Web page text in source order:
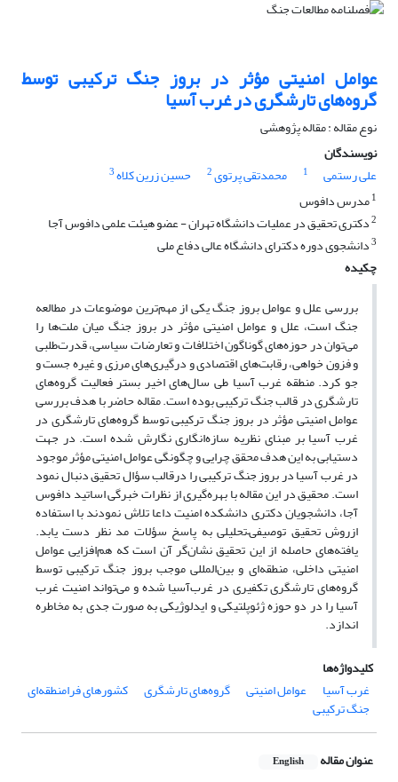
عوامل امنیتی مؤثر در بروز جنگ ترکیبی توسط
گروه‌های تارشگری در غرب آسیا
نوع مقاله : مقاله پژوهشی
نویسندگان
علی رستمی
1 محمدتقی پرتوی2 حسین زرین کلاه3
1مدرس دافوس
2دکتری تحقیق در عملیات دانشگاه تهران - عضو هیئت علمی دافوس آجا
3دانشجوی دوره دکترای دانشگاه عالی دفاع ملی
چکیده
بررسی علل و عوامل بروز جنگ یکی از مهم‌ترین موضوعات در مطالعه
جنگ است، علل و عوامل امنیتی مؤثر در بروز جنگ میان ملت‌ها را
می‌توان در حوزه‌های گوناگون اختلافات و تعارضات سیاسی، قدرت‌طلبی
و فزون خواهی، رقابت‌های اقتصادی و درگیری‌های مرزی و غیره جست و
جو کرد. منطقه غرب آسیا طی سال‌های اخیر بستر فعالیت گروه‌های
تارشگری در قالب جنگ ترکیبی بوده است. مقاله حاضر با هدف بررسی
عوامل امنیتی مؤثر در بروز جنگ ترکیبی توسط گروه‌های تارشگری در
غرب آسیا بر مبنای نظریه سازه‌انگاری نگارش شده است. در جهت
دستیابی به این هدف محقق چرایی و چگونگی عوامل امنیتی مؤثر موجود
در غرب آسیا در بروز جنگ ترکیبی را درقالب سؤال تحقیق دنبال نمود
است. محقیق در این مقاله با بهره‌گیری از نظرات خبرگی اساتید دافوس
آجا، دانشجویان دکتری دانشکده امنیت داعا تلاش نمودند با استفاده
ازروش تحقیق توصیفی–تحلیلی به پاسخ سؤلات مد نظر دست یابد.
یافته‌های حاصله از این تحقیق نشان‌گر آن است که هم‌افزایی عوامل
امنیتی داخلی، منطقه‌ای و بین‌المللی موجب بروز جنگ ترکیبی توسط
گروه‌های تارشگری تکفیری در غرب‌آسیا شده و می‌تواند امنیت غرب
آسیا را در دو حوزه ژئوپلتیکی و ایدلوژیکی به صورت جدی به مخاطره
اندازد.
کلیدواژه‌ها
غرب آسیا
عوامل امنیتی گروه‌های تارشگری کشورهای فرامنطقه‌ای
جنگ ترکیبی
عنوان مقاله English